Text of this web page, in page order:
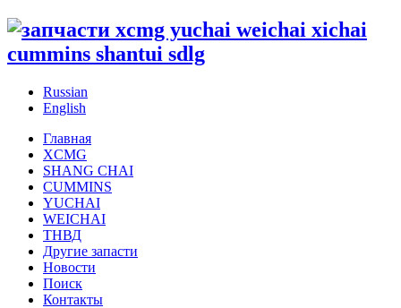
Russian
English
Главная
XCMG
SHANG CHAI
CUMMINS
YUCHAI
WEICHAI
ТНВД
Другие запасти
Новости
Поиск
Контакты